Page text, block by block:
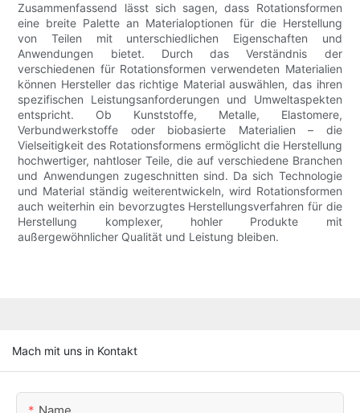
Zusammenfassend lässt sich sagen, dass Rotationsformen
eine breite Palette an Materialoptionen für die Herstellung
von Teilen mit unterschiedlichen Eigenschaften und
Anwendungen bietet. Durch das Verständnis der
verschiedenen für Rotationsformen verwendeten Materialien
können Hersteller das richtige Material auswählen, das ihren
spezifischen Leistungsanforderungen und Umweltaspekten
entspricht. Ob Kunststoffe, Metalle, Elastomere,
Verbundwerkstoffe oder biobasierte Materialien – die
Vielseitigkeit des Rotationsformens ermöglicht die Herstellung
hochwertiger, nahtloser Teile, die auf verschiedene Branchen
und Anwendungen zugeschnitten sind. Da sich Technologie
und Material ständig weiterentwickeln, wird Rotationsformen
auch weiterhin ein bevorzugtes Herstellungsverfahren für die
Herstellung komplexer, hohler Produkte mit
außergewöhnlicher Qualität und Leistung bleiben.
Mach mit uns in Kontakt